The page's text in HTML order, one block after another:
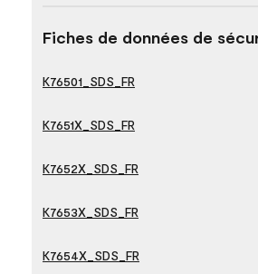
Fiches de données de
K76501_SDS_FR
K7651X_SDS_FR
K7652X_SDS_FR
K7653X_SDS_FR
K7654X_SDS_FR